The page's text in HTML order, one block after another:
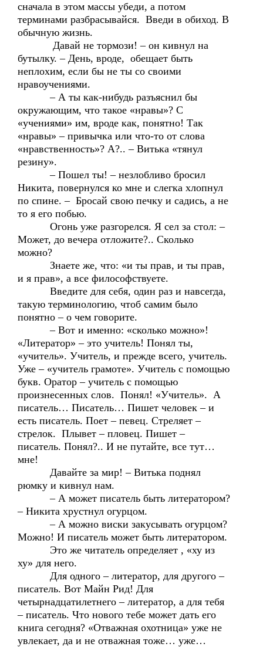
сначала в этом массы убеди, а потом
терминами разбрасывайся. Введи в обиход. В
обычную жизнь.
Давай не тормози! – он кивнул на
бутылку. – День, вроде, обещает быть
неплохим, если бы не ты со своими
нравоучениями.
– А ты как-нибудь разъяснил бы
окружающим, что такое «нравы»? С
«учениями» им, вроде как, понятно! Так
«нравы» – привычка или что-то от слова
«нравственность»? А?.. – Витька «тянул
резину».
– Пошел ты! – незлобливо бросил
Никита, повернулся ко мне и слегка хлопнул
по спине. – Бросай свою печку и садись, а не
то я его побью.
Огонь уже разгорелся. Я сел за стол: –
Может, до вечера отложите?.. Сколько
можно?
Знаете же, что: «и ты прав, и ты прав,
и я прав», а все философствуете.
Введите для себя, один раз и навсегда,
такую терминологию, чтоб самим было
понятно – о чем говорите.
– Вот и именно: «сколько можно»!
«Литератор» – это учитель! Понял ты,
«учитель». Учитель, и прежде всего, учитель.
Уже – «учитель грамоте». Учитель с помощью
букв. Оратор – учитель с помощью
произнесенных слов. Понял! «Учитель». А
писатель… Писатель… Пишет человек – и
есть писатель. Поет – певец. Стреляет –
стрелок. Плывет – пловец. Пишет –
писатель. Понял?.. И не путайте, все тут…
мне!
Давайте за мир! – Витька поднял
рюмку и кивнул нам.
– А может писатель быть литератором?
– Никита хрустнул огурцом.
– А можно виски закусывать огурцом?
Можно! И писатель может быть литератором.
Это же читатель определяет , «ху из
ху» для него.
Для одного – литератор, для другого –
писатель. Вот Майн Рид! Для
четырнадцатилетнего – литератор, а для тебя
– писатель. Что нового тебе может дать его
книга сегодня? «Отважная охотница» уже не
увлекает, да и не отважная тоже… уже…